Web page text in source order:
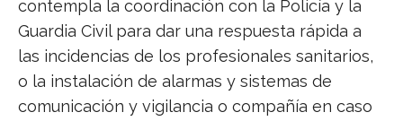
contempla la coordinación con la Policía y la
Guardia Civil para dar una respuesta rápida a
las incidencias de los profesionales sanitarios,
o la instalación de alarmas y sistemas de
comunicación y vigilancia o compañía en caso